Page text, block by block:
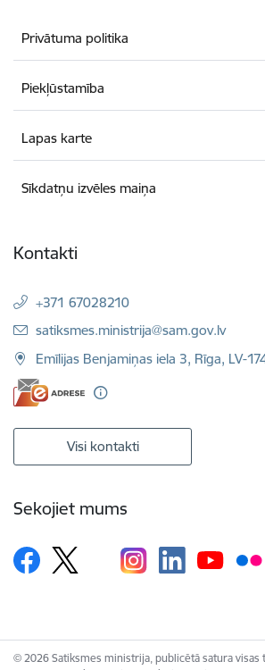
Privātuma politika
Piekļūstamība
Lapas karte
Sīkdatņu izvēles maiņa
Kontakti
+371 67028210
E-pasts:
satiksmes.ministrija@sam.gov.lv
Emīlijas Benjamiņas iela 3, Rīga, LV-
Visi kontakti
Sekojiet mums
© 2026 Satiksmes ministrija, publicētā satura visas